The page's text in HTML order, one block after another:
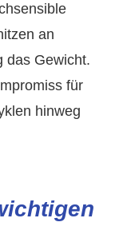
an
das Gewicht.
für
hinweg